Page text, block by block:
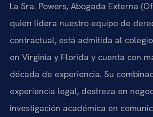
La Sra. Powers, Abogada Externa
quien lidera nuestro equipo de
contractual, está admitida al
en Virginia y Florida y cuenta con
década de experiencia. Su
experiencia legal, destreza en
investigación académica en